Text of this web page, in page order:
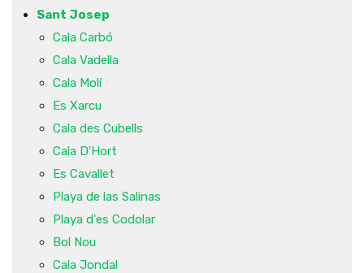
Sant Josep
Cala Carbó
Cala Vadella
Cala Molí
Es Xarcu
Cala des Cubells
Cala D'Hort
Es Cavallet
Playa de las Salinas
Playa d'es Codolar
Bol Nou
Cala Jondal